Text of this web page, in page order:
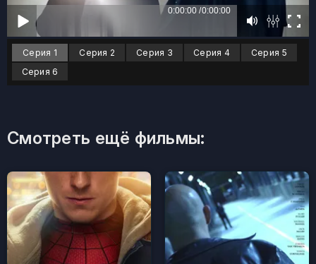
Серия 1 Серия 2 Серия 3 Серия 4
Серия 5
Серия 6
Смотреть ещё фильмы: